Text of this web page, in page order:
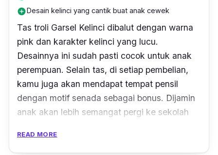
add_circleDesain kelinci yang cantik buat anak cewek
Tas troli Garsel Kelinci dibalut dengan warna
pink dan karakter kelinci yang lucu.
Desainnya ini sudah pasti cocok untuk anak
perempuan. Selain tas, di setiap pembelian,
kamu juga akan mendapat tempat pensil
dengan motif senada sebagai bonus. Dijamin
anak akan lebih semangat pergi ke sekolah
menggemaskan ini.
READ MORE